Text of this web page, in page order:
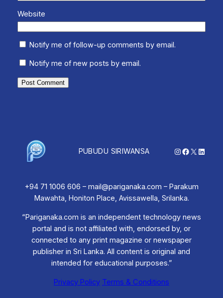
Website
Notify me of follow-up comments by email.
Notify me of new posts by email.
PUBUDU SIRIWANSA Instagram
Facebook
X
+94 71 1006 606 – mail@pariganaka.com – Parakum
Mawahta, Honiton Place, Avissawella, Srilanka.
“Pariganaka.com is an independent technology news
portal and is not affiliated with, endorsed by, or
connected to any print magazine or newspaper
publisher in Sri Lanka. All content is original and
intended for educational purposes.”
Privacy Policy Terms & Conditions